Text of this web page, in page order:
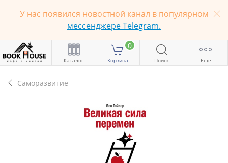
У нас появился новостной канал в популярном
мессенджере Telegram.
Каталог
0
Корзина Поиск Еще
Саморазвитие